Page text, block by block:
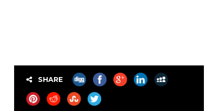
SHARE